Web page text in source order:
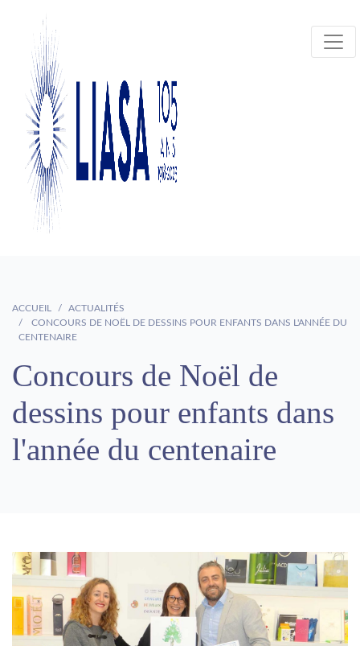
ACCUEIL
ACTUALITÉS
CONCOURS DE NOËL DE DESSINS POUR ENFANTS DANS L'ANNÉE DU
CENTENAIRE
Concours de Noël de
dessins pour enfants dans
l'année du centenaire